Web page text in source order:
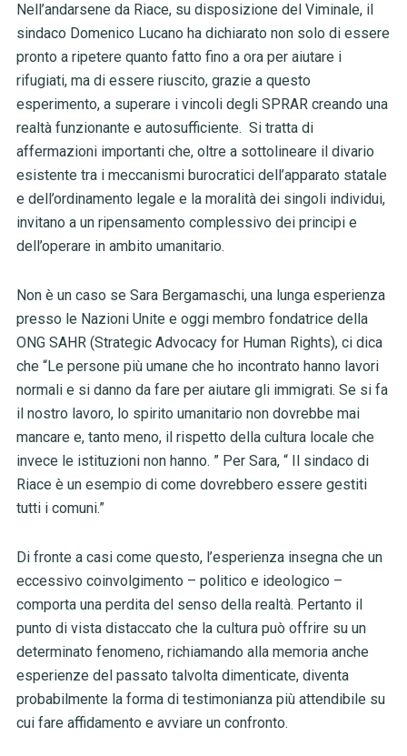
Nell’andarsene da Riace, su disposizione del Viminale, il
sindaco Domenico Lucano ha dichiarato non solo di essere
pronto a ripetere quanto fatto fino a ora per aiutare i
rifugiati, ma di essere riuscito, grazie a questo
esperimento, a superare i vincoli degli SPRAR creando una
realtà funzionante e autosufficiente. Si tratta di
affermazioni importanti che, oltre a sottolineare il divario
esistente tra i meccanismi burocratici dell’apparato statale
e dell’ordinamento legale e la moralità dei singoli individui,
invitano a un ripensamento complessivo dei principi e
dell’operare in ambito umanitario.
Non è un caso se Sara Bergamaschi, una lunga esperienza
presso le Nazioni Unite e oggi membro fondatrice della
ONG SAHR (Strategic Advocacy for Human Rights), ci dica
che “Le persone più umane che ho incontrato hanno lavori
normali e si danno da fare per aiutare gli immigrati. Se si fa
il nostro lavoro, lo spirito umanitario non dovrebbe mai
mancare e, tanto meno, il rispetto della cultura locale che
invece le istituzioni non hanno. ” Per Sara, “ Il sindaco di
Riace è un esempio di come dovrebbero essere gestiti
tutti i comuni.”
Di fronte a casi come questo, l’esperienza insegna che un
eccessivo coinvolgimento – politico e ideologico –
comporta una perdita del senso della realtà. Pertanto il
punto di vista distaccato che la cultura può offrire su un
determinato fenomeno, richiamando alla memoria anche
esperienze del passato talvolta dimenticate, diventa
probabilmente la forma di testimonianza più attendibile su
cui fare affidamento e avviare un confronto.